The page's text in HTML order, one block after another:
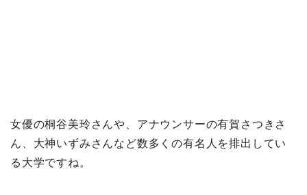
女優の桐谷美玲さんや、アナウンサーの有賀さつきさ
ん、大神いずみさんなど数多くの有名人を排出してい
る大学ですね。